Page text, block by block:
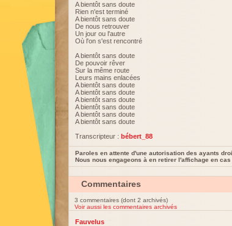
A bientôt sans doute
Rien n'est terminé
A bientôt sans doute
De nous retrouver
Un jour ou l'autre
Où l'on s'est rencontré
A bientôt sans doute
De pouvoir rêver
Sur la même route
Leurs mains enlacées
A bientôt sans doute
A bientôt sans doute
A bientôt sans doute
A bientôt sans doute
A bientôt sans doute
A bientôt sans doute
Transcripteur : bébert_88
Paroles en attente d'une autorisation des ayants
Nous nous engageons à en retirer l'affichage en
Commentaires
3 commentaires (dont 2 archivés)
Voir aussi les commentaires archivés
Fauvelus